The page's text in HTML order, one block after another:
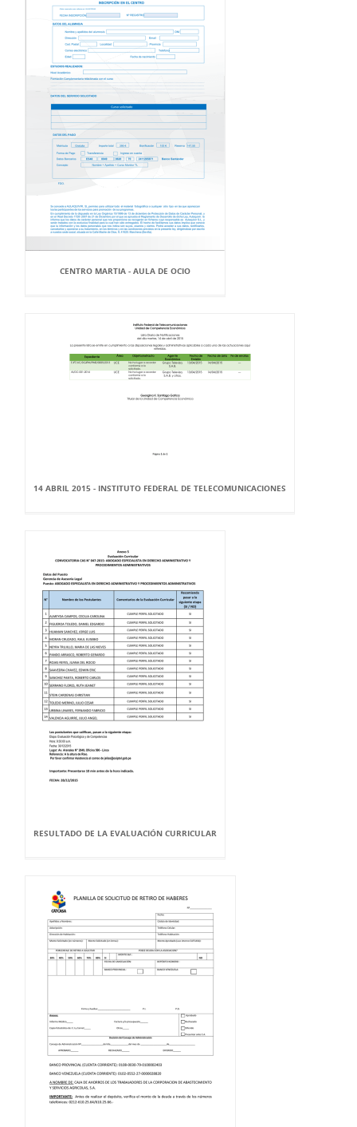
CENTRO MARTIA - AULA DE OCIO
14 ABRIL 2015 - INSTITUTO FEDERAL DE TELECOMUNICACIONES
RESULTADO DE LA EVALUACIÓN CURRICULAR